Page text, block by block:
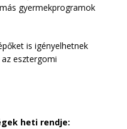
gyermekprogramok
is igényelhetnek
esztergomi
heti rendje: